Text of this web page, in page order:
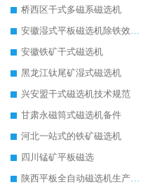
桥西区干式多磁系磁选机
安徽湿式平板磁选机除铁效果怎么样
安徽铁矿干式磁选机
黑龙江钛尾矿湿式磁选机
兴安盟干式磁选机技术规范
甘肃永磁筒式磁选机备件
河北一站式的铁矿磁选机
四川锰矿平板磁选
陕西平板全自动磁选机生产厂家